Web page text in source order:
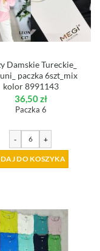
Damskie Tureckie_
paczka 6szt_mix
kolor 8991143
36,50zł
Paczka 6
- +
DO KOSZYKA